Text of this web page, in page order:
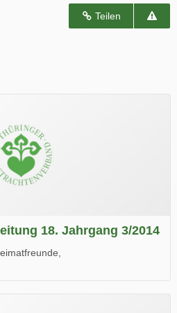
Teilen
18. Jahrgang 3/2014
beim Lesen.